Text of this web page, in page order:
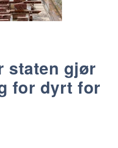
staten gjør
for dyrt for